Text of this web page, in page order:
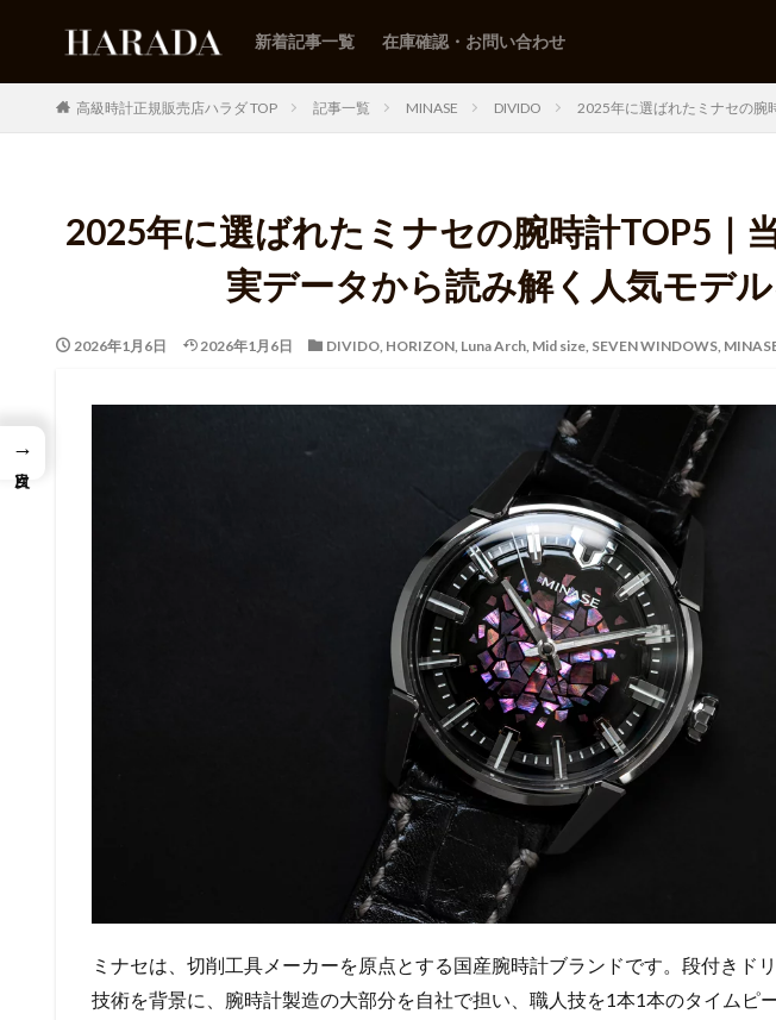
新着記事一覧 在庫確認・お問い合わせ
高級時計正規販売店ハラダ TOP 記事一覧 MINASE DIVIDO 2025年に選ばれたミナセの腕
2025年に選ばれたミナセの腕時計TOP5｜
実データから読み解く人気モデ
2026年1月6日 2026年1月6日 DIVIDO, HORIZON, Luna Arch, Mid size, SEVEN WINDOWS,
ミナセは、切削工具メーカーを原点とする国産腕時計ブランドです。段付きド
技術を背景に、腕時計製造の大部分を自社で担い、職人技を1本1本のタイムピ
→